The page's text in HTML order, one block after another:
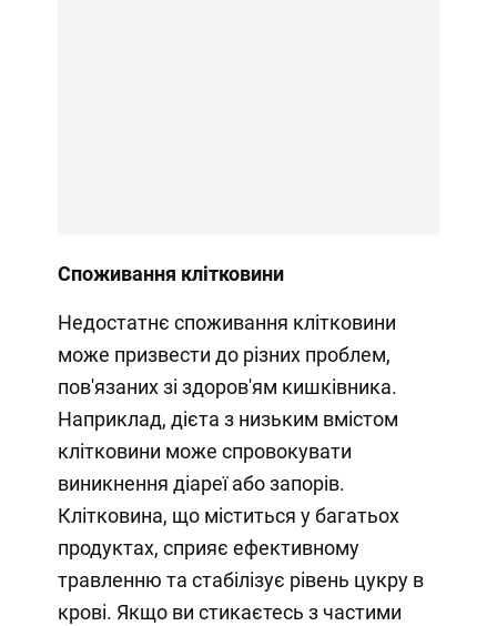
Споживання клітковини
Недостатнє споживання клітковини
може призвести до різних проблем,
пов'язаних зі здоров'ям кишківника.
Наприклад, дієта з низьким вмістом
клітковини може спровокувати
виникнення діареї або запорів.
Клітковина, що міститься у багатьох
продуктах, сприяє ефективному
травленню та стабілізує рівень цукру в
крові. Якщо ви стикаєтесь з частими